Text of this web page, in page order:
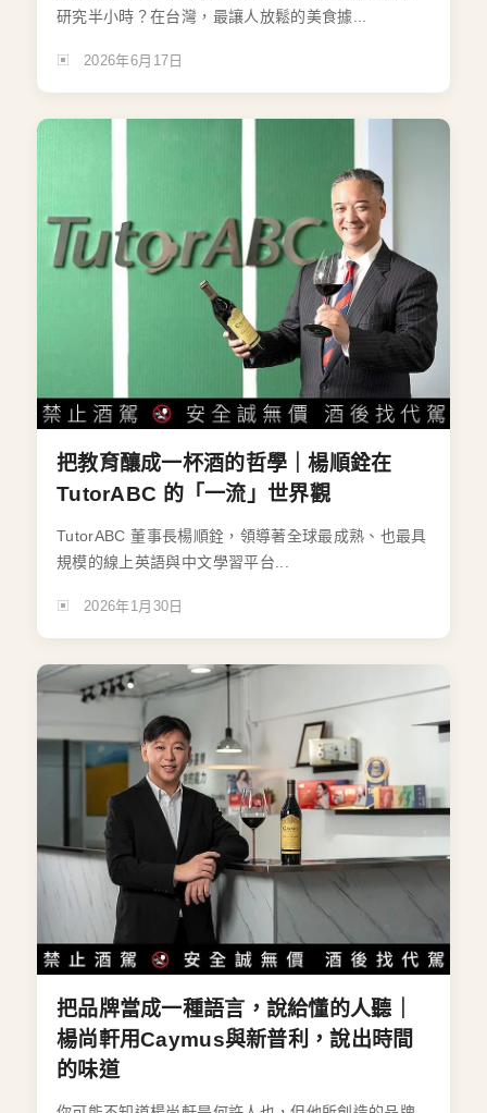
研究半小時？在台灣，最讓人放鬆的美食據...
2026年6月17日
把教育釀成一杯酒的哲學｜楊順銓在
TutorABC 的「一流」世界觀
TutorABC 董事長楊順銓，領導著全球最成熟、也最具
規模的線上英語與中文學習平台...
2026年1月30日
把品牌當成一種語言，說給懂的人聽｜
楊尚軒用Caymus與新普利，說出時間
的味道